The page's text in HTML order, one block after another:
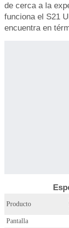
de cerca a la
funciona el S21
encuentra en
Producto
Pantalla